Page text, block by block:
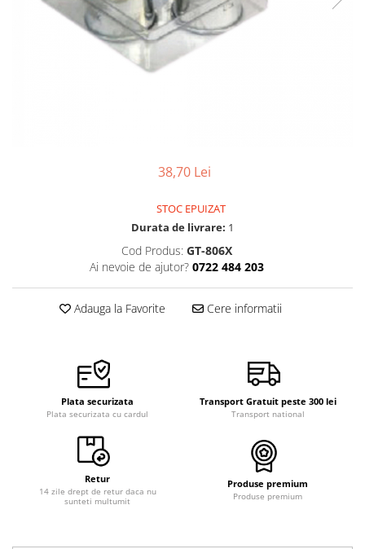
Ceasuri Daniel Klein
Scule Speciale
Suporti de Lucru
38,70 Lei
STOC EPUIZAT
Durata de livrare: 1
Cod Produs: GT-806X
Ai nevoie de ajutor? 0722 484 203
Adauga la Favorite Cere informatii
Plata securizata
Plata securizata cu cardul
Transport Gratuit peste 300 lei
Transport national
Retur
14 zile drept de retur daca nu
sunteti multumit
Produse premium
Produse premium